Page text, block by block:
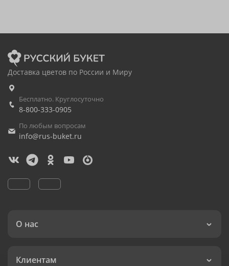
Доставка цветов по России и Миру
Бесплатно. Круглосуточно
8-800-333-0905
По любым вопросам
info@rus-buket.ru
О нас
Клиентам